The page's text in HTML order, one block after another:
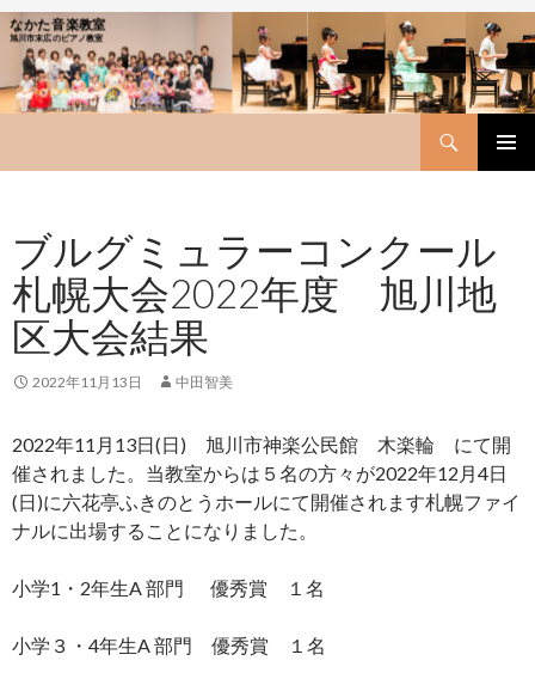
なかた音楽教室
旭川市末広のピアノ教室
ブルグミュラーコンクール
札幌大会2022年度 旭川地
区大会結果
2022年11月13日 中田智美
2022年11月13日(日) 旭川市神楽公民館 木楽輪 にて開
催されました。当教室からは５名の方々が2022年12月4日
(日)に六花亭ふきのとうホールにて開催されます札幌ファイ
ナルに出場することになりました。
小学1・2年生A 部門 優秀賞 １名
小学３・4年生A 部門 優秀賞 １名